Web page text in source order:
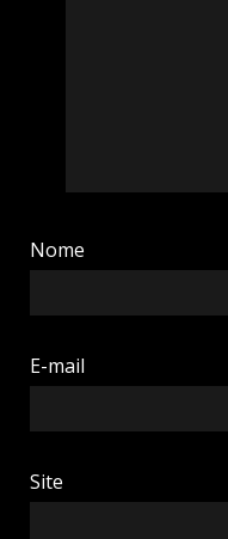
Nome
E-mail
Site